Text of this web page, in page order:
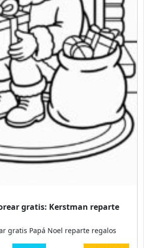
gratis: Kerstman reparte
gratis Papá Noel reparte regalos